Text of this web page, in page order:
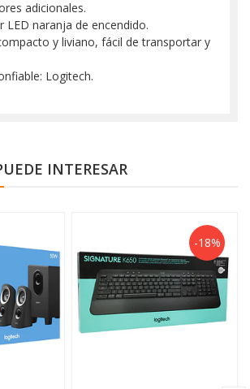
adicionales.
LED naranja de encendido.
y liviano, fácil de transportar y
Logitech.
INTERESAR
-18%